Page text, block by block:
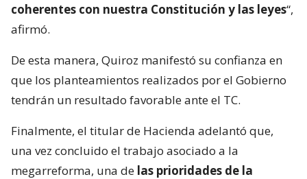
coherentes con nuestra Constitución y las leyes“,
afirmó.
De esta manera, Quiroz manifestó su confianza en
que los planteamientos realizados por el Gobierno
tendrán un resultado favorable ante el TC.
Finalmente, el titular de Hacienda adelantó que,
una vez concluido el trabajo asociado a la
megarreforma, una de las prioridades de la